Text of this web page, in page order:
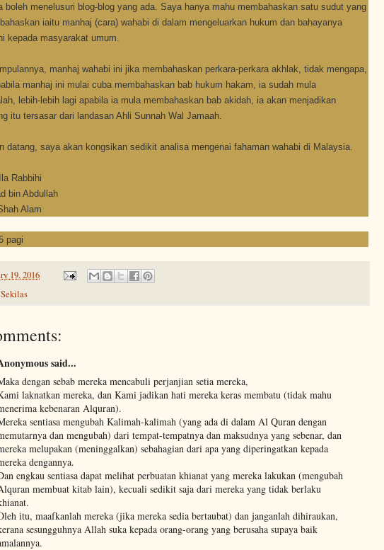
boleh menelusuri blog-blog yang ada. Saya hanya mahu membahaskan satu sudut yang
iaitu manhaj (cara) wahabi di dalam mengeluarkan hukum dan bahayanya
kepada masyarakat umum.
manhaj wahabi ini jika membahaskan perkara-perkara akhlak, tidak mengapa,
manhaj ini mulai cuba membahaskan bab hukum hakam, ia sudah mula
lebih-lebih lagi apabila ia mula membahaskan bab akidah, ia akan menjadikan
itu tersasar dari landasan Ahli Sunnah Wal Jamaah.
datang, saya akan kongsikan sedikit analisa mengenai fahaman wahabi di Malaysia.
Rabbihi
bin Abdullah
Alam
pagi
19, 2016
Sekilas
said...
dengan sebab mereka mencabuli perjanjian setia mereka,
laknatkan mereka, dan Kami jadikan hati mereka keras membatu (tidak mahu
kebenaran Alquran).
sentiasa mengubah Kalimah-kalimah (yang ada di dalam Al Quran dengan
dan mengubah) dari tempat-tempatnya dan maksudnya yang sebenar, dan
melupakan (meninggalkan) sebahagian dari apa yang diperingatkan kepada
dengannya.
engkau sentiasa dapat melihat perbuatan khianat yang mereka lakukan (mengubah
membuat kitab lain), kecuali sedikit saja dari mereka yang tidak berlaku
itu, maafkanlah mereka (jika mereka sedia bertaubat) dan janganlah dihiraukan,
sesungguhnya Allah suka kepada orang-orang yang berusaha supaya baik